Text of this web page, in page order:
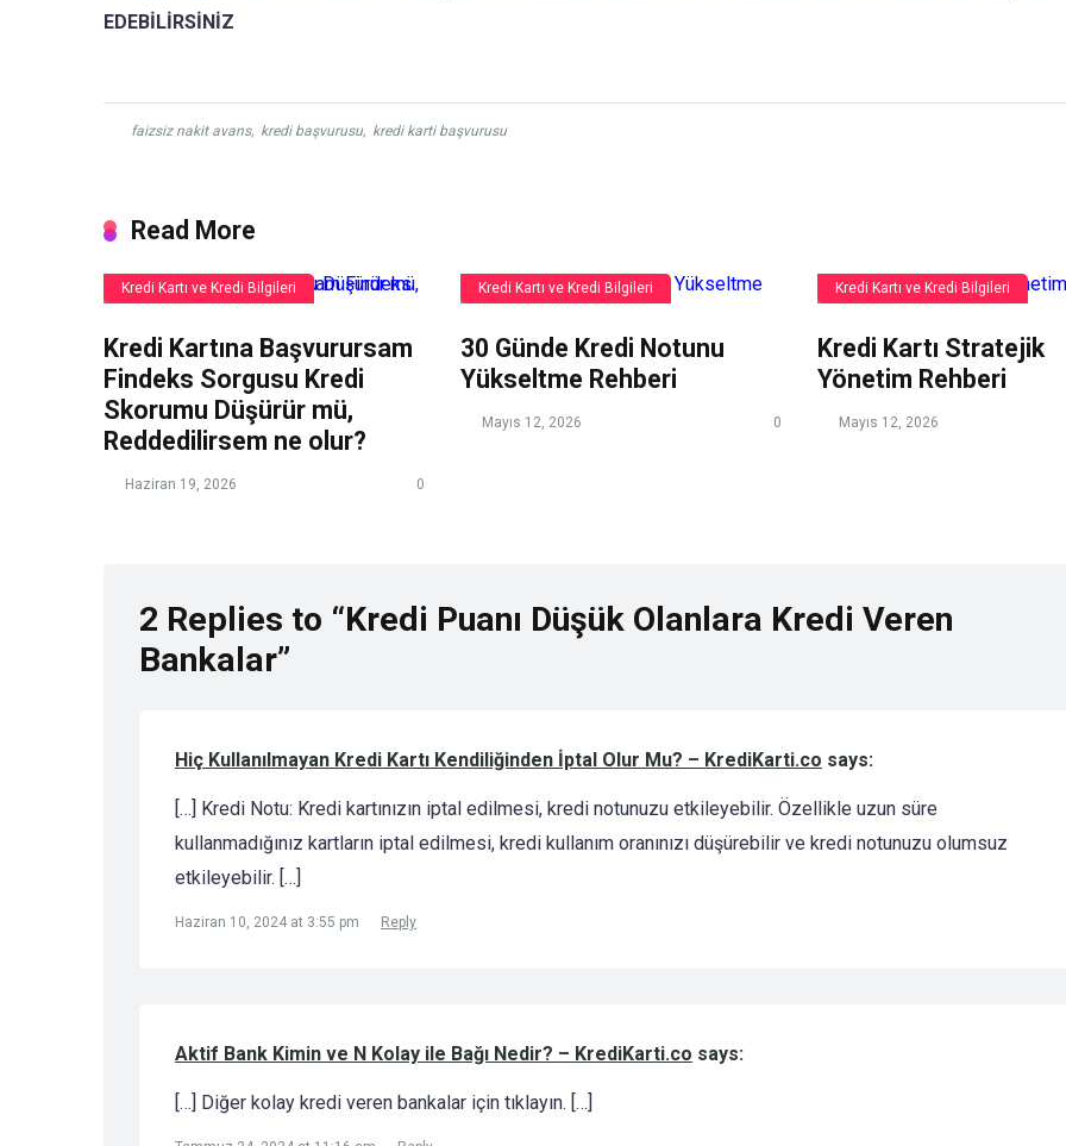
EDEBİLİRSİNİZ
faizsiz nakit avans, kredi başvurusu, kredi karti başvurusu
Read More
Kredi Kartı ve Kredi Bilgileri
Kredi Kartına Başvurursam
Findeks Sorgusu Kredi
Skorumu Düşürür mü,
Reddedilirsem ne olur?
Haziran 19, 2026 0
Kredi Kartı ve Kredi Bilgileri
30 Günde Kredi Notunu
Yükseltme Rehberi
Mayıs 12, 2026 0
Kredi Kartı ve Kredi Bilgileri
Kredi Kartı Stratejik
Yönetim Rehberi
Mayıs 12, 2026
2 Replies to “Kredi Puanı Düşük Olanlara Kredi Veren
Bankalar”
Hiç Kullanılmayan Kredi Kartı Kendiliğinden İptal Olur Mu? – KrediKarti.co says:
[…] Kredi Notu: Kredi kartınızın iptal edilmesi, kredi notunuzu etkileyebilir. Özellikle uzun süre
kullanmadığınız kartların iptal edilmesi, kredi kullanım oranınızı düşürebilir ve kredi notunuzu olumsuz
etkileyebilir. […]
Haziran 10, 2024 at 3:55 pm Reply
Aktif Bank Kimin ve N Kolay ile Bağı Nedir? – KrediKarti.co says:
[…] Diğer kolay kredi veren bankalar için tıklayın. […]